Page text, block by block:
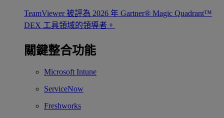
TeamViewer 被評為 2026 年 Gartner® Magic Quadrant™
DEX 工具領域的領導者。
關鍵整合功能
Microsoft Intune
ServiceNow
Freshworks